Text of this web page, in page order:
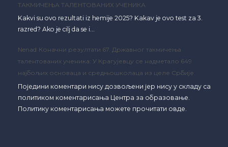
ТАКМИЧЕЊА ТАЛЕНТОВАНИХ УЧЕНИКА
Kakvi su ovo rezultati iz hemije 2025? Kakav je ovo test za 3.
razred? Ako je cilj da se i…
Nenad Коначни резултати 67. Државног такмичења
талентованих ученика: У Крагујевцу се надметало 649
најбољих основаца и средњошколаца из целе Србије
Поједини коментари нису дозвољени јер нису у складу са
политиком коментарисања Центра за образовање.
Политику коментарисања можете прочитати овде.